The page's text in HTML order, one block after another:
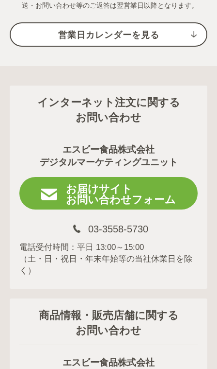
送・お問い合わせ等のご返答は翌営業日以降となります。
営業日カレンダーを見る
インターネット注文に関する
お問い合わせ
エスビー食品株式会社
デジタルマーケティングユニット
お届けサイト
お問い合わせフォーム
03-3558-5730
電話受付時間：平日 13:00～15:00
（土・日・祝日・年末年始等の当社休業日を除
く）
商品情報・販売店舗に関する
お問い合わせ
エスビー食品株式会社